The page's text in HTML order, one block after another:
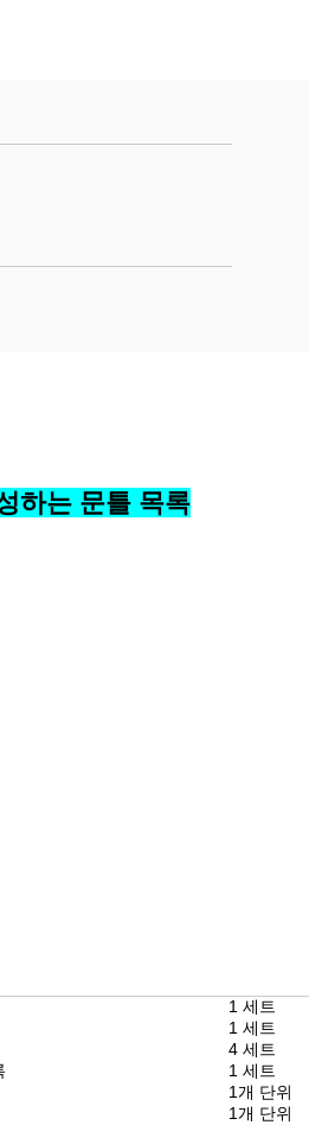
하는 문틀 목록
1 세트
1 세트
4 세트
1 세트
1개 단위
1개 단위